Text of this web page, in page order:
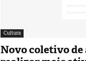
Cultura
Novo coletivo